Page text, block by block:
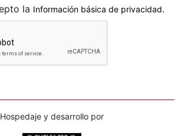
He leido y acepto la Información básica de privacidad.
Hospedaje y desarrollo por